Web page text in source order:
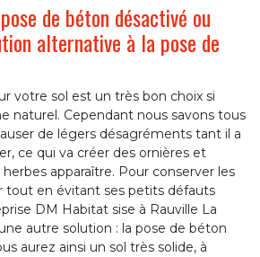
de béton désactivé ou
alternative à la pose de
votre sol est un très bon choix si
naturel. Cependant nous savons tous
de légers désagréments tant il a
ce qui va créer des ornières et
herbes apparaître. Pour conserver les
tout en évitant ses petits défauts
DM Habitat sise à Rauville La
autre solution : la pose de béton
aurez ainsi un sol très solide, à